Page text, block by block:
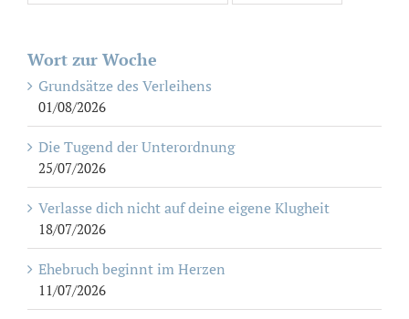
Wort zur Woche
Grundsätze des Verleihens
01/08/2026
Die Tugend der Unterordnung
25/07/2026
Verlasse dich nicht auf deine eigene Klugheit
18/07/2026
Ehebruch beginnt im Herzen
11/07/2026